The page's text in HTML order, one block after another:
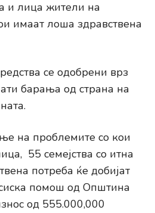
и лица жители на
имаат лоша здравствена
се одобрени врз
барања од страна на
на проблемите со кои
55 семејства со итна
потреба ќе добијат
помош од Општина
од 555.000,000